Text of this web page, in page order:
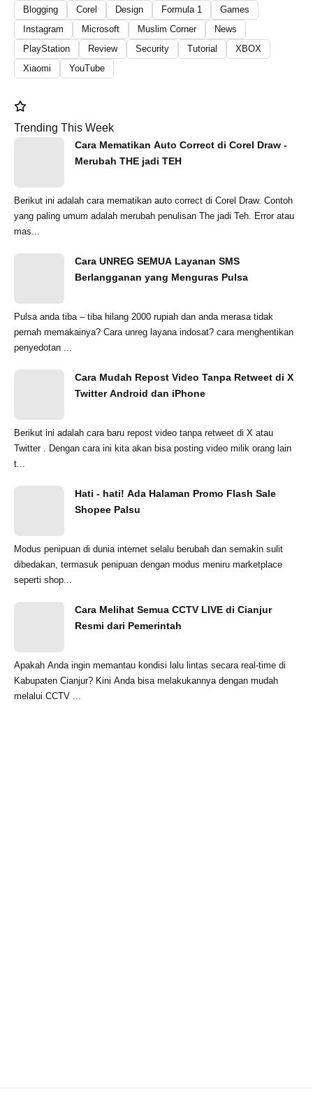
Blogging
Corel Design Formula 1
Games
Instagram
Microsoft Muslim Corner
News
PlayStation
Review Security Tutorial
XBOX
Xiaomi
YouTube
Trending This Week
Cara Mematikan Auto Correct di Corel Draw -
Merubah THE jadi TEH
Berikut ini adalah cara mematikan auto correct di Corel Draw. Contoh
yang paling umum adalah merubah penulisan The jadi Teh. Error atau
mas...
Cara UNREG SEMUA Layanan SMS
Berlangganan yang Menguras Pulsa
Pulsa anda tiba – tiba hilang 2000 rupiah dan anda merasa tidak
pernah memakainya? Cara unreg layana indosat? cara menghentikan
penyedotan ...
Cara Mudah Repost Video Tanpa Retweet di X
Twitter Android dan iPhone
Berikut ini adalah cara baru repost video tanpa retweet di X atau
Twitter . Dengan cara ini kita akan bisa posting video milik orang lain
t...
Hati - hati! Ada Halaman Promo Flash Sale
Shopee Palsu
Modus penipuan di dunia internet selalu berubah dan semakin sulit
dibedakan, termasuk penipuan dengan modus meniru marketplace
seperti shop...
Cara Melihat Semua CCTV LIVE di Cianjur
Resmi dari Pemerintah
Apakah Anda ingin memantau kondisi lalu lintas secara real-time di
Kabupaten Cianjur? Kini Anda bisa melakukannya dengan mudah
melalui CCTV ...